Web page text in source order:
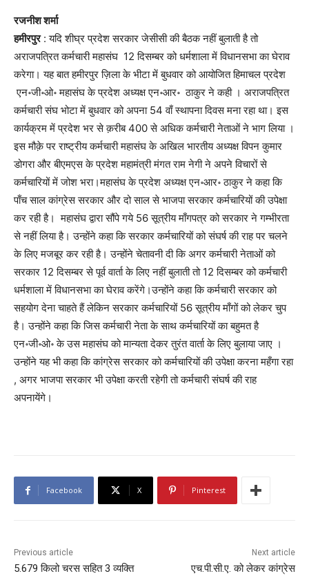
रजनीश शर्मा
हमीरपुर: यदि शीघ्र प्रदेश सरकार जेसीसी की बैठक नहीं बुलाती है तो
अराजपत्रित कर्मचारी महासंघ 12 दिसम्बर को धर्मशाला में विधानसभा का घेराव
करेगा। यह बात हमीरपुर ज़िला के भीटा में बुधवार को आयोजित हिमाचल प्रदेश
एन॰जी॰ओ॰ महासंघ के प्रदेश अध्यक्ष एन॰आर॰ ठाकुर ने कही । अराजपत्रित
कर्मचारी संघ भोटा में बुधवार को अपना 54 वाँ स्थापना दिवस मना रहा था। इस
कार्यक्रम में प्रदेश भर से क़रीब 400 से अधिक कर्मचारी नेताओं ने भाग लिया ।
इस मौक़े पर राष्ट्रीय कर्मचारी महासंघ के अखिल भारतीय अध्यक्ष विपन कुमार
डोगरा और बीएमएस के प्रदेश महामंत्री मंगत राम नेगी ने अपने विचारों से
कर्मचारियों में जोश भरा।महासंघ के प्रदेश अध्यक्ष एन॰आर॰ ठाकुर ने कहा कि
पाँच साल कांग्रेस सरकार और दो साल से भाजपा सरकार कर्मचारियों की उपेक्षा
कर रही है। महासंघ द्वारा सौंपे गये 56 सूत्रीय माँगपत्र को सरकार ने गम्भीरता
से नहीं लिया है। उन्होंने कहा कि सरकार कर्मचारियों को संघर्ष की राह पर चलने
के लिए मजबूर कर रही है। उन्होंने चेतावनी दी कि अगर कर्मचारी नेताओं को
सरकार 12 दिसम्बर से पूर्व वार्ता के लिए नहीं बुलाती तो 12 दिसम्बर को कर्मचारी
धर्मशाला में विधानसभा का घेराव करेंगे।उन्होंने कहा कि कर्मचारी सरकार को
सहयोग देना चाहते हैं लेकिन सरकार कर्मचारियों 56 सूत्रीय माँगों को लेकर चुप
है। उन्होंने कहा कि जिस कर्मचारी नेता के साथ कर्मचारियों का बहुमत है
एन॰जी॰ओ॰ के उस महासंघ को मान्यता देकर तुरंत वार्ता के लिए बुलाया जाए ।
उन्होंने यह भी कहा कि कांग्रेस सरकार को कर्मचारियों की उपेक्षा करना महँगा रहा
, अगर भाजपा सरकार भी उपेक्षा करती रहेगी तो कर्मचारी संघर्ष की राह
अपनायेंगे।
Facebook X Pinterest
Previous article
5.679 किलो चरस सहित 3 व्यक्ति
Next article
एच.पी.सी.ए. को लेकर कांग्रेस